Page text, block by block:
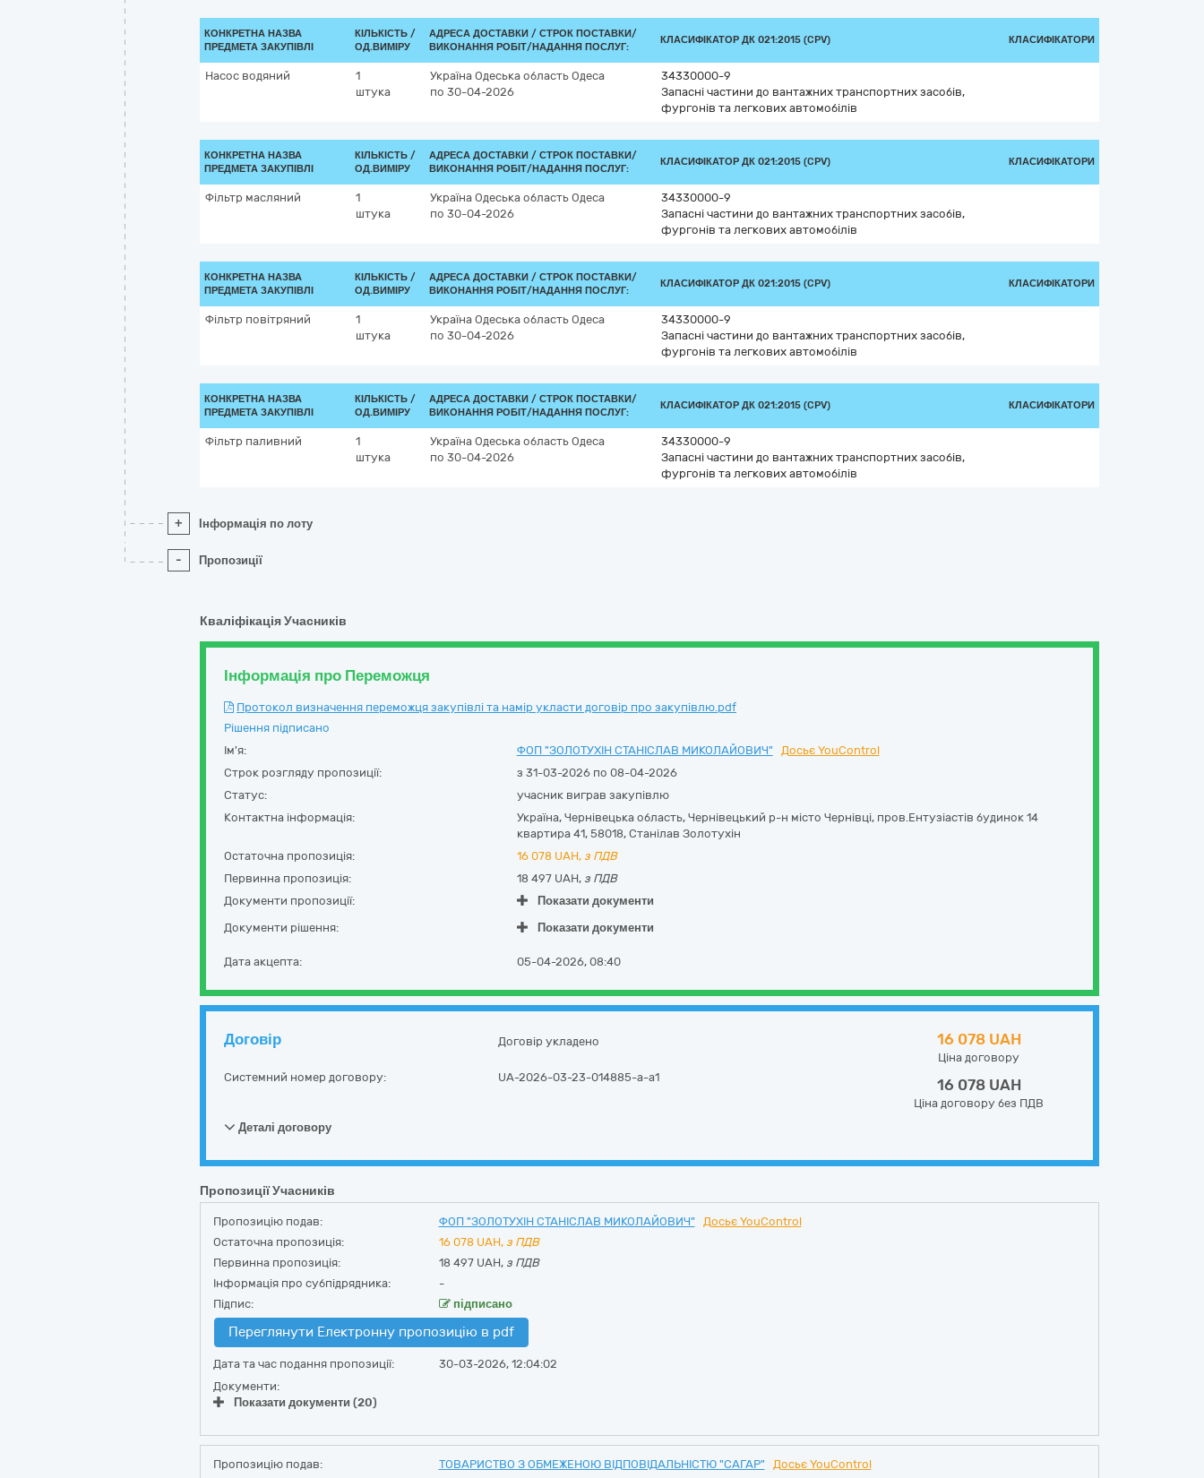
КОНКРЕТНА НАЗВА
ПРЕДМЕТА ЗАКУПІВЛІ
КІЛЬКІСТЬ /
ОД.ВИМІРУ
АДРЕСА ДОСТАВКИ / СТРОК ПОСТАВКИ/
ВИКОНАННЯ РОБІТ/НАДАННЯ ПОСЛУГ:
КЛАСИФІКАТОР ДК 021:2015 (CPV) КЛАСИФІКАТОРИ
Насос водяний
1
штука
Україна Одеська область Одеса
по 30-04-2026
34330000-9
Запасні частини до вантажних транспортних засобів,
фургонів та легкових автомобілів
КОНКРЕТНА НАЗВА
ПРЕДМЕТА ЗАКУПІВЛІ
КІЛЬКІСТЬ /
ОД.ВИМІРУ
АДРЕСА ДОСТАВКИ / СТРОК ПОСТАВКИ/
ВИКОНАННЯ РОБІТ/НАДАННЯ ПОСЛУГ:
КЛАСИФІКАТОР ДК 021:2015 (CPV) КЛАСИФІКАТОРИ
Фільтр масляний
1
штука
Україна Одеська область Одеса
по 30-04-2026
34330000-9
Запасні частини до вантажних транспортних засобів,
фургонів та легкових автомобілів
КОНКРЕТНА НАЗВА
ПРЕДМЕТА ЗАКУПІВЛІ
КІЛЬКІСТЬ /
ОД.ВИМІРУ
АДРЕСА ДОСТАВКИ / СТРОК ПОСТАВКИ/
ВИКОНАННЯ РОБІТ/НАДАННЯ ПОСЛУГ:
КЛАСИФІКАТОР ДК 021:2015 (CPV) КЛАСИФІКАТОРИ
Фільтр повітряний
1
штука
Україна Одеська область Одеса
по 30-04-2026
34330000-9
Запасні частини до вантажних транспортних засобів,
фургонів та легкових автомобілів
КОНКРЕТНА НАЗВА
ПРЕДМЕТА ЗАКУПІВЛІ
КІЛЬКІСТЬ /
ОД.ВИМІРУ
АДРЕСА ДОСТАВКИ / СТРОК ПОСТАВКИ/
ВИКОНАННЯ РОБІТ/НАДАННЯ ПОСЛУГ:
КЛАСИФІКАТОР ДК 021:2015 (CPV) КЛАСИФІКАТОРИ
Фільтр паливний
1
штука
Україна Одеська область Одеса
по 30-04-2026
34330000-9
Запасні частини до вантажних транспортних засобів,
фургонів та легкових автомобілів
+ Інформація по лоту
- Пропозиції
Кваліфікація Учасників
Інформація про Переможця
Протокол визначення переможця закупівлі та намір укласти договір про закупівлю.pdf
Рішення підписано
Ім'я:
ФОП "ЗОЛОТУХІН СТАНІСЛАВ МИКОЛАЙОВИЧ"
Досьє YouControl
Строк розгляду пропозиції:
з 31-03-2026 по 08-04-2026
Статус:
учасник виграв закупівлю
Контактна інформація:
Україна, Чернівецька область, Чернівецький р-н місто Чернівці, пров.Ентузіастів будинок 14
квартира 41, 58018, Станілав Золотухін
Остаточна пропозиція:
16 078 UAH, з ПДВ
Первинна пропозиція:
18 497 UAH, з ПДВ
Документи пропозиції:
Показати документи
Документи рішення:
Показати документи
Дата акцепта: 05-04-2026, 08:40
Договір Договір укладено
Системний номер договору: UA-2026-03-23-014885-a-a1
16 078 UAH
Ціна договору
16 078 UAH
Ціна договору без ПДВ
Деталі договору
Пропозиції Учасників
Пропозицію подав: ФОП "ЗОЛОТУХІН СТАНІСЛАВ МИКОЛАЙОВИЧ"
Досьє YouControl
Остаточна пропозиція:
16 078 UAH, з ПДВ
Первинна пропозиція:
18 497 UAH, з ПДВ
Інформація про субпідрядника:
-
Підпис:
підписано
Переглянути Електронну пропозицію в pdf
Дата та час подання пропозиції:
30-03-2026, 12:04:02
Документи:
Показати документи (20)
Пропозицію подав: ТОВАРИСТВО З ОБМЕЖЕНОЮ ВІДПОВІДАЛЬНІСТЮ "САГАР" Досьє YouControl